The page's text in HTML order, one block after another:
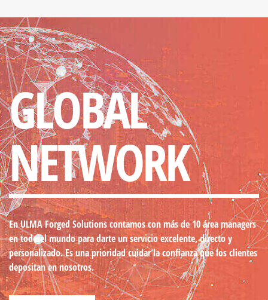
GLOBAL
NETWORK
En ULMA Forged Solutions contamos con más de 10 área managers
en todo el mundopara darte un servicio excelente, directo y
personalizado. Es una prioridad cuidar la confianza que los clientes
depositan en nosotros.